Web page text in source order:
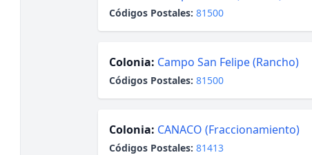
Códigos Postales: 81500
Colonia: Campo San Felipe (Rancho)
Códigos Postales: 81500
Colonia: CANACO (Fraccionamiento)
Códigos Postales: 81413